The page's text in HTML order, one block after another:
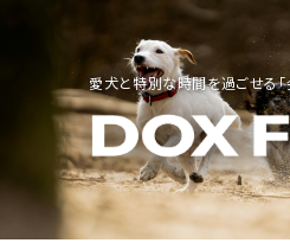
愛犬と特別な時間を過ごせる「